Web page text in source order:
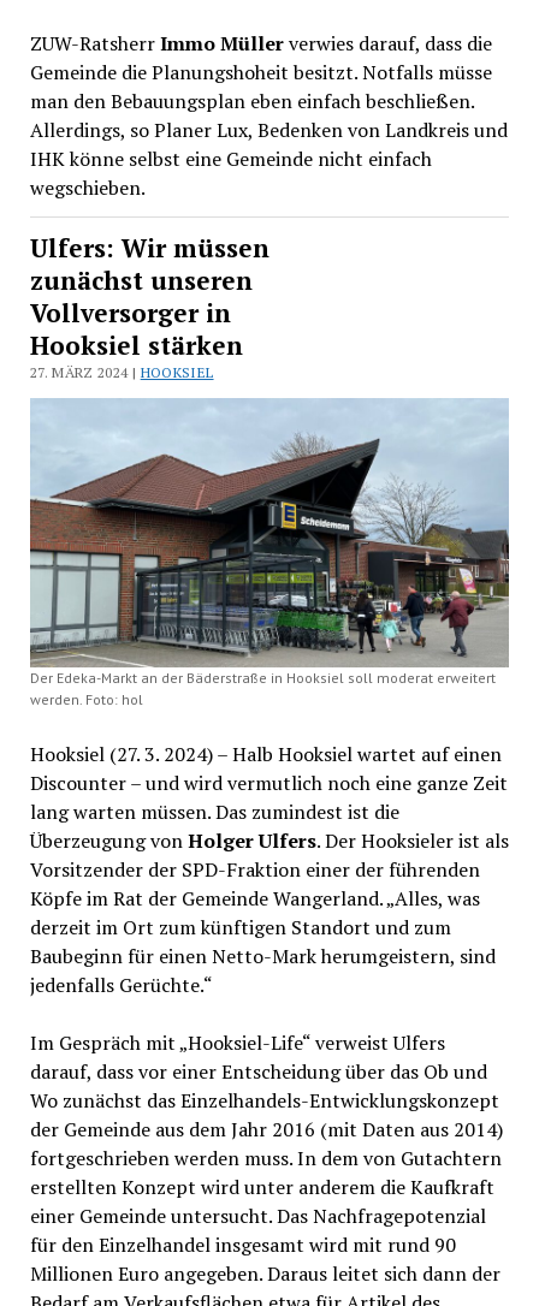
ZUW-RatsherrImmo Müllerverwies darauf, dass die
Gemeinde die Planungshoheit besitzt. Notfalls müsse
man den Bebauungsplan eben einfach beschließen.
Allerdings, so Planer Lux, Bedenken von Landkreis und
IHK könne selbst eine Gemeinde nicht einfach
wegschieben.
Ulfers: Wir müssen
zunächst unseren
Vollversorger in
Hooksiel stärken
27. MÄRZ 2024 | HOOKSIEL
Der Edeka-Markt an der Bäderstraße in Hooksiel soll moderat erweitert
werden. Foto: hol
Hooksiel (27. 3. 2024) – Halb Hooksiel wartet auf einen
Discounter – und wird vermutlich noch eine ganze Zeit
lang warten müssen. Das zumindest ist die
Überzeugung vonHolger Ulfers. Der Hooksieler ist als
Vorsitzender der SPD-Fraktion einer der führenden
Köpfe im Rat der Gemeinde Wangerland. „Alles, was
derzeit im Ort zum künftigen Standort und zum
Baubeginn für einen Netto-Mark herumgeistern, sind
jedenfalls Gerüchte.“
Im Gespräch mit „Hooksiel-Life“ verweist Ulfers
darauf, dass vor einer Entscheidung über das Ob und
Wo zunächst das Einzelhandels-Entwicklungskonzept
der Gemeinde aus dem Jahr 2016 (mit Daten aus 2014)
fortgeschrieben werden muss. In dem von Gutachtern
erstellten Konzept wird unter anderem die Kaufkraft
einer Gemeinde untersucht. Das Nachfragepotenzial
für den Einzelhandel insgesamt wird mit rund 90
Millionen Euro angegeben. Daraus leitet sich dann der